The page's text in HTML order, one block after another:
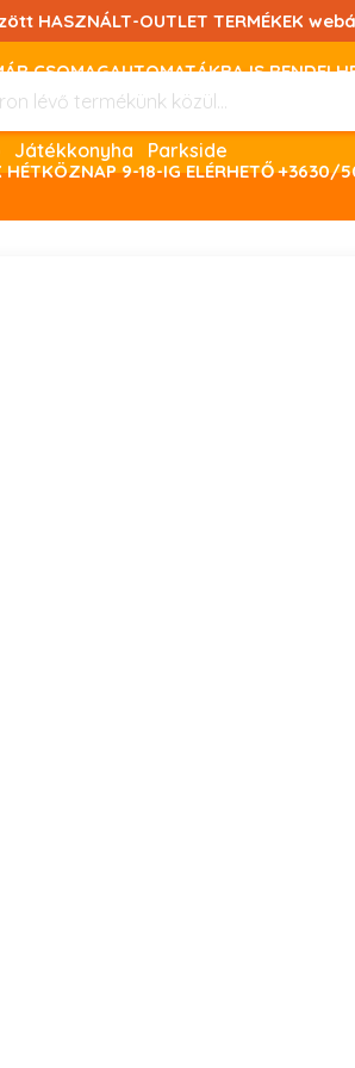
HASZNÁLT-OUTLET TERMÉKEK
CSOMAGAUTOMATÁKBA IS
LEHETSÉGES, SZÜKSÉG
HÉTKÖZNAP 9-18-IG ELÉRHETŐ +3630/
Játékkonyha Parkside